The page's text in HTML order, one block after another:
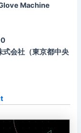
Machine
会社（東京都中央